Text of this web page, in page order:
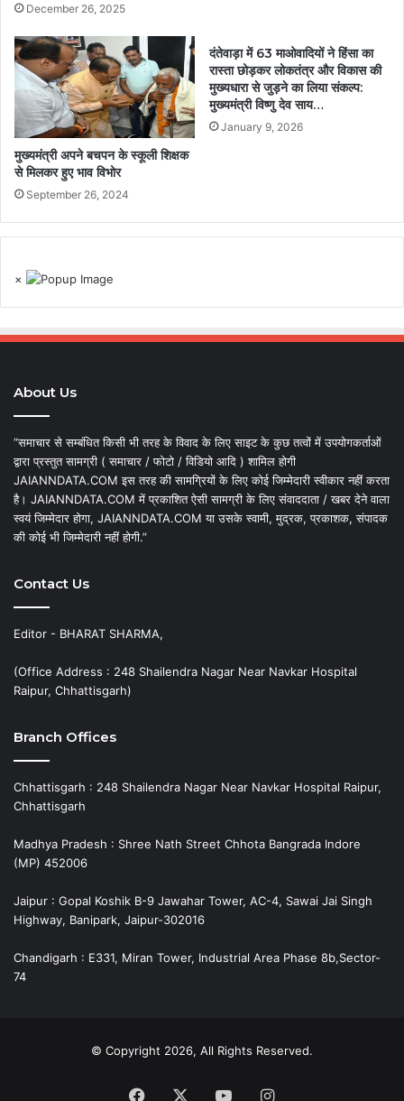
December 26, 2025
मुख्यमंत्री अपने बचपन के स्कूली शिक्षक
से मिलकर हुए भाव विभोर
September 26, 2024
दंतेवाड़ा में 63 माओवादियों ने हिंसा का
रास्ता छोड़कर लोकतंत्र और विकास की
मुख्यधारा से जुड़ने का लिया संकल्प:
मुख्यमंत्री विष्णु देव साय…
January 9, 2026
×
About Us
“समाचार से सम्बंधित किसी भी तरह के विवाद के लिए साइट के कुछ तत्वों में उपयोगकर्ताओं
द्वारा प्रस्तुत सामग्री ( समाचार / फोटो / विडियो आदि ) शामिल होगी
JAIANNDATA.COM इस तरह की सामग्रियों के लिए कोई जिम्मेदारी स्वीकार नहीं करता
है। JAIANNDATA.COM में प्रकाशित ऐसी सामग्री के लिए संवाददाता / खबर देने वाला
स्वयं जिम्मेदार होगा, JAIANNDATA.COM या उसके स्वामी, मुद्रक, प्रकाशक, संपादक
की कोई भी जिम्मेदारी नहीं होगी.”
Contact Us
Editor - BHARAT SHARMA,
(Office Address : 248 Shailendra Nagar Near Navkar Hospital
Raipur, Chhattisgarh)
Branch Offices
Chhattisgarh : 248 Shailendra Nagar Near Navkar Hospital Raipur,
Chhattisgarh
Madhya Pradesh : Shree Nath Street Chhota Bangrada Indore
(MP) 452006
Jaipur : Gopal Koshik B-9 Jawahar Tower, AC-4, Sawai Jai Singh
Highway, Banipark, Jaipur-302016
Chandigarh : E331, Miran Tower, Industrial Area Phase 8b,Sector-
74
© Copyright 2026, All Rights Reserved.
Facebook YouTubeInstagram